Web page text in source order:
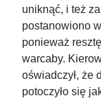
uniknąć, i też
postanowiono
ponieważ
warcaby.
oświadczył, że
potoczyło się